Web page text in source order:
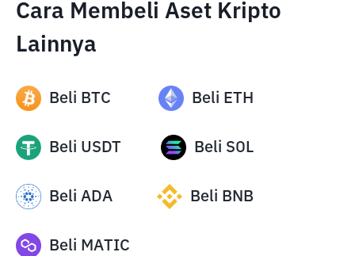
Cara Membeli Aset Kripto
Lainnya
Beli BTC Beli ETH
Beli USDT Beli SOL
Beli ADA Beli BNB
Beli MATIC